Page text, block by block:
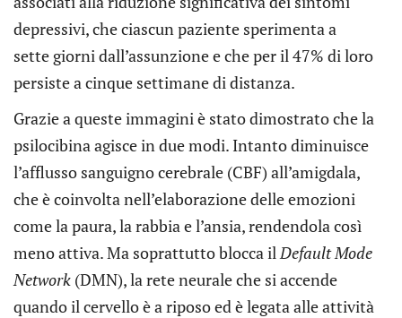
depressivi, che ciascun paziente sperimenta a
sette giorni dall’assunzione e che per il 47% di loro
persiste a cinque settimane di distanza.
Grazie a queste immagini è stato dimostrato che la
psilocibina agisce in due modi. Intanto diminuisce
l’afflusso sanguigno cerebrale (CBF) all’amigdala,
che è coinvolta nell’elaborazione delle emozioni
come la paura, la rabbia e l’ansia, rendendola così
meno attiva. Ma soprattutto blocca il Default Mode
Network (DMN), la rete neurale che si accende
quando il cervello è a riposo ed è legata alle attività